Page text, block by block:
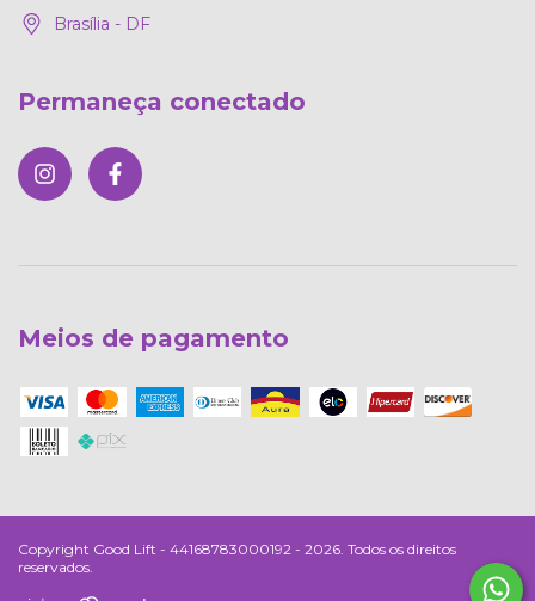
Brasília - DF
Permaneça conectado
Meios de pagamento
Copyright Good Lift - 44168783000192 - 2026. Todos os direitos
reservados.